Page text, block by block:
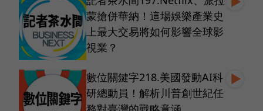
蒙搶併華納！這場娛樂產業史
上最大交易將如何影響全球影
視業？
數位關鍵字218.美國發動AI科
研總動員！解析川普創世紀任